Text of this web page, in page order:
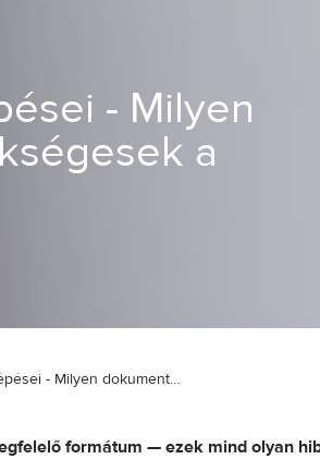
Vámkezelés első lépései - Milyen dokumentumok szükségesek a vámkezeléshez?
- Milyen
a
formátum — ezek mind olyan